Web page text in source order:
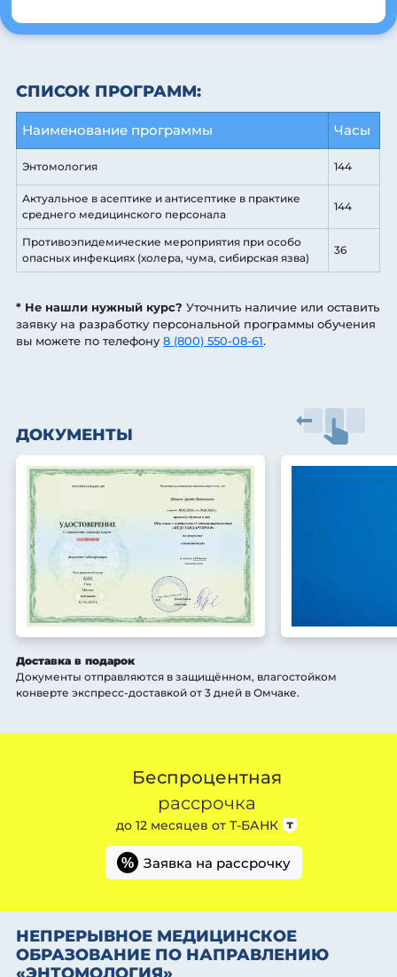
СПИСОК ПРОГРАММ:
Наименование программы Часы
Энтомология 144
Актуальное в асептике и антисептике в практике
среднего медицинского персонала
144
Противоэпидемические мероприятия при особо
опасных инфекциях (холера, чума, сибирская язва)
36
* Не нашли нужный курс? Уточнить наличие или оставить
заявку на разработку персональной программы обучения
вы можете по телефону8 (800) 550-08-61.
ДОКУМЕНТЫ
Доставка в подарок
Документы отправляются в защищённом, влагостойком
конверте экспресс-доставкой от 3 дней в Омчаке.
Беспроцентная
рассрочка
до 12 месяцев от Т-БАНК
% Заявка на рассрочку
НЕПРЕРЫВНОЕ МЕДИЦИНСКОЕ
ОБРАЗОВАНИЕ ПО НАПРАВЛЕНИЮ